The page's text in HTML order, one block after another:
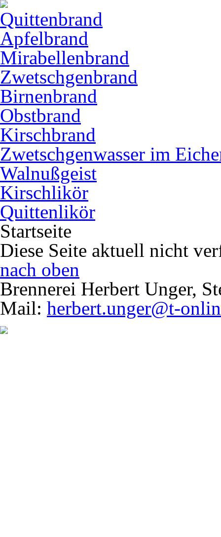
Quittenbrand
Apfelbrand
Mirabellenbrand
Zwetschgenbrand
Birnenbrand
Obstbrand
Kirschbrand
Zwetschgenwasser im
Walnußgeist
Kirschlikör
Quittenlikör
Startseite
Diese Seite aktuell nicht
nach oben
Brennerei Herbert Unger,
Mail: herbert.unger@t-